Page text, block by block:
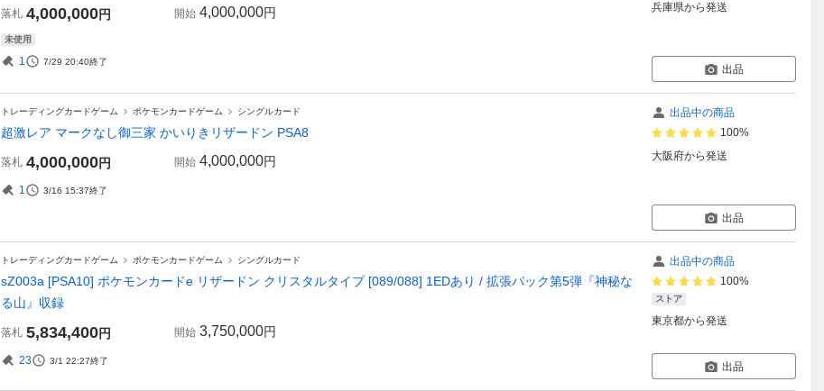
落札 4,000,000円 開始 4,000,000円
未使用
1 7/29 20:40終了
兵庫県から発送
出品
トレーディングカードゲーム ポケモンカードゲーム シングルカード
超激レア マークなし御三家 かいりきリザードン PSA8
落札 4,000,000円 開始 4,000,000円
1 3/16 15:37終了
出品中の商品
100%
大阪府から発送
出品
トレーディングカードゲーム ポケモンカードゲーム シングルカード
sZ003a [PSA10] ポケモンカードe リザードン クリスタルタイプ [089/088] 1EDあり / 拡張パック第5弾『神秘な
る山』収録
落札 5,834,400円 開始 3,750,000円
23 3/1 22:27終了
出品中の商品
100%
ストア
東京都から発送
出品